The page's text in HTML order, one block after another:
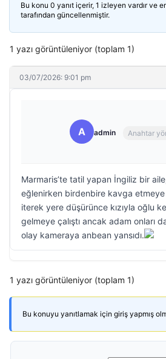
Bu konu 0 yanıt içerir, 1 izleyen vardır ve
tarafından güncellenmiştir.
1 yazı görüntüleniyor (toplam 1)
03/07/2026: 9:01 pm
A admin Anahtar
Marmaris’te tatil yapan İngiliz bir
eğlenirken birdenbire kavga etmeye
iterek yere düşürünce kızıyla oğlu
gelmeye çalıştı ancak adam onları
olay kameraya anbean yansıdı.
1 yazı görüntüleniyor (toplam 1)
Bu konuyu yanıtlamak için giriş yapmış